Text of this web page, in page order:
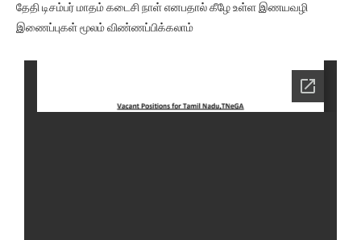
தேதி டிசம்பர் மாதம் கடைசி நாள் எனபதால் கீழே உள்ள இணயவழி
இணைப்புகள் மூலம் விண்ணப்பிக்கலாம்